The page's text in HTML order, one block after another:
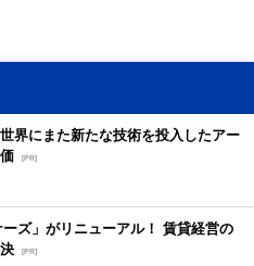
界にまた新たな技術を投入したアー
[PR]
ーズ」がリニューアル！ 賃貸経営の
[PR]